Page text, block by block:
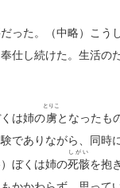
った。（中略）こう
仕し続けた。生活の
は姉の虜
とりこ
となったも
でありながら、同
ぼくは姉の死骸
しがい
を抱